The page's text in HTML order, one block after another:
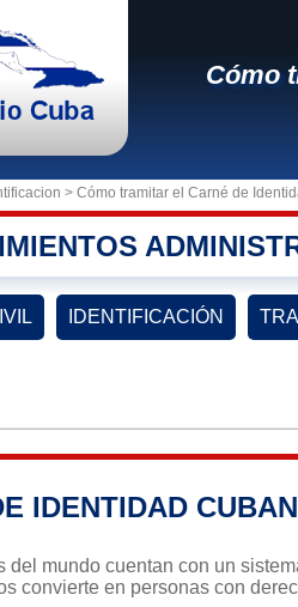
Cómo
> Cómo tramitar el Carné de
IDENTIFICACIÓN
IDENTIDAD
del mundo cuentan con un
convierte en personas con